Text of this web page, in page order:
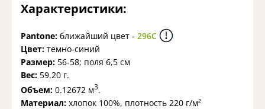
Характеристики:
Pantone: ближайший цвет - 296C
Цвет: темно-синий
Размер: 56-58; поля 6,5 см
Вес: 59.20 г.
Объем: 0.12672 м3.
Материал: хлопок 100%, плотность 220 г/м²